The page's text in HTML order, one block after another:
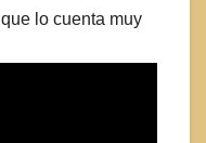
lo cuenta muy